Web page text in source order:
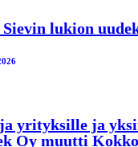
Sievin lukion
yrityksille ja
Oy muutti